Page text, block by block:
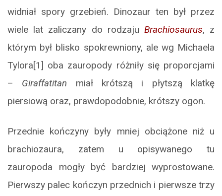
widniał spory grzebień. Dinozaur ten był przez
wiele lat zaliczany do rodzaju Brachiosaurus, z
którym był blisko spokrewniony, ale wg Michaela
Tylora[1] oba zauropody różniły się proporcjami
– Giraffatitan miał krótszą i płytszą klatkę
piersiową oraz, prawdopodobnie, krótszy ogon.
Przednie kończyny były mniej obciążone niż u
brachiozaura, zatem u opisywanego tu
zauropoda mogły być bardziej wyprostowane.
Pierwszy palec kończyn przednich i pierwsze trzy